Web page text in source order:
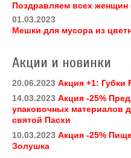
Поздравляем всех женщин
01.03.2023
Мешки для мусора из
Акции и новинки
20.06.2023 Акция +1: Губки
14.03.2023 Акция -25%
упаковочных материалов
святой Пасхи
10.03.2023 Акция -25%
Золушка